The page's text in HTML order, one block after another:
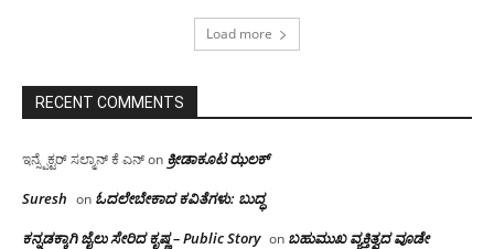
Load more
RECENT COMMENTS
ಇನ್ಸ್ಪೆಕ್ಟರ್ ಸಲ್ಮಾನ್ ಕೆ ಎನ್on ಕ್ರೀಡಾಕೂಟ ಝಲಕ್
Suresh on ಓದಲೇಬೇಕಾದ‌ ಕವಿತೆಗಳು: ಬುದ್ಧ
ಕನ್ನಡಕ್ಕಾಗಿ ಜೈಲು ಸೇರಿದ ಕೃಷ್ಣ – Public Story on ಬಹುಮುಖ ವ್ಯಕ್ತಿತ್ವದ ವೂಡೇ